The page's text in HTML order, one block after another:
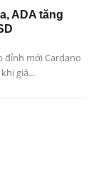
ADA tăng
đỉnh mới Cardano
giá...